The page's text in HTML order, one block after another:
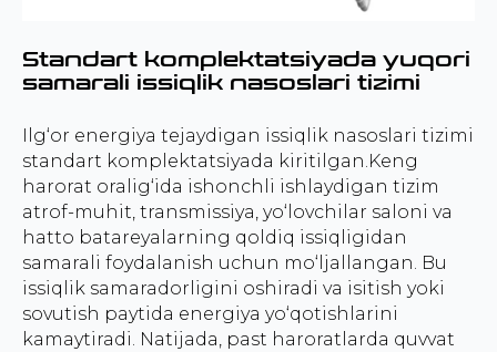
Standart komplektatsiyada yuqori
samarali issiqlik nasoslari tizimi
Ilg‘or energiya tejaydigan issiqlik nasoslari tizimi
standart komplektatsiyada kiritilgan.Keng
harorat oralig‘ida ishonchli ishlaydigan tizim
atrof-muhit, transmissiya, yo‘lovchilar saloni va
hatto batareyalarning qoldiq issiqligidan
samarali foydalanish uchun mo‘ljallangan. Bu
issiqlik samaradorligini oshiradi va isitish yoki
sovutish paytida energiya yo‘qotishlarini
kamaytiradi. Natijada, past haroratlarda quvvat